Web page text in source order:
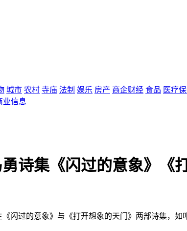
城市 农村 寺庙 法制 娱乐 房产 商企财经 食品 医疗
业信息
集《闪过的意象》《
闪过的意象》与《打开想象的天门》两部诗集，